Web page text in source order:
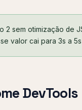
2 sem otimização de
valor cai para 3s a
DevTools